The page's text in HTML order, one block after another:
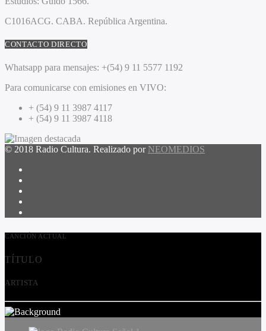
C1016ACG. CABA. República Argentina.
CONTACTO DIRECTO
Whatsapp para mensajes: +(54) 9 11 5577 1192
Para comunicarse con emisiones en VIVO:
+ (54) 9 11 3987 4117
+ (54) 9 11 3987 4118
© 2018 Radio Cultura. Realizado por NEOMEDIOS
CANCIÓN ACTUAL
TÍTULO
ARTISTA